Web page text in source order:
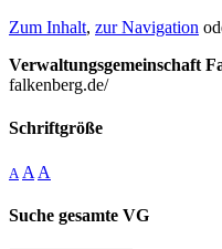
Zum Inhalt, zur Navigation
Verwaltungsgemeinschaft
falkenberg.de/
Schriftgröße
A A A
Suche gesamte VG